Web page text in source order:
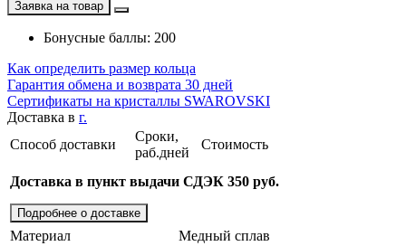
Заявка на товар
Бонусные баллы: 200
Как определить размер кольца
Гарантия обмена и возврата 30 дней
Сертификаты на кристаллы SWAROVSKI
Доставка в г.
Способ доставки
Сроки,
раб.дней
Стоимость
Доставка в пункт выдачи СДЭК 350 руб.
Подробнее о доставке
Материал
Медный сплав